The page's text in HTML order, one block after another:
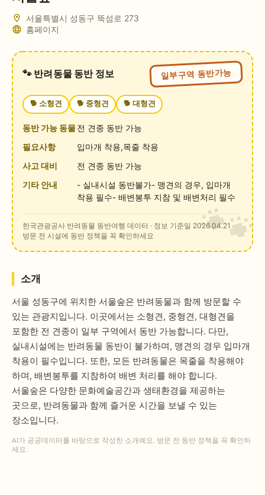
서울특별시 성동구 뚝섬로 273
홈페이지
🐾 반려동물 동반 정보 일부구역 동반가능
🐕 소형견 🐕 중형견 🐕 대형견
동반 가능 동물전 견종 동반 가능
필요사항
입마개 착용,목줄 착용
사고 대비
전 견종 동반 가능
기타 안내
- 실내시설 동반불가- 맹견의 경우, 입마개
착용 필수- 배변봉투 지참 및 배변처리 필수
한국관광공사 반려동물 동반여행 데이터 · 정보 기준일 2026.04.21
방문 전 시설에 동반 정책을 꼭 확인하세요
소개
서울 성동구에 위치한 서울숲은 반려동물과 함께 방문할 수
있는 관광지입니다. 이곳에서는 소형견, 중형견, 대형견을
포함한 전 견종이 일부 구역에서 동반 가능합니다. 다만,
실내시설에는 반려동물 동반이 불가하며, 맹견의 경우 입마개
착용이 필수입니다. 또한, 모든 반려동물은 목줄을 착용해야
하며, 배변봉투를 지참하여 배변 처리를 해야 합니다.
서울숲은 다양한 문화예술공간과 생태환경을 제공하는
곳으로, 반려동물과 함께 즐거운 시간을 보낼 수 있는
장소입니다.
AI가 공공데이터를 바탕으로 작성한 소개예요. 방문 전 동반 정책을 꼭 확인하
세요.